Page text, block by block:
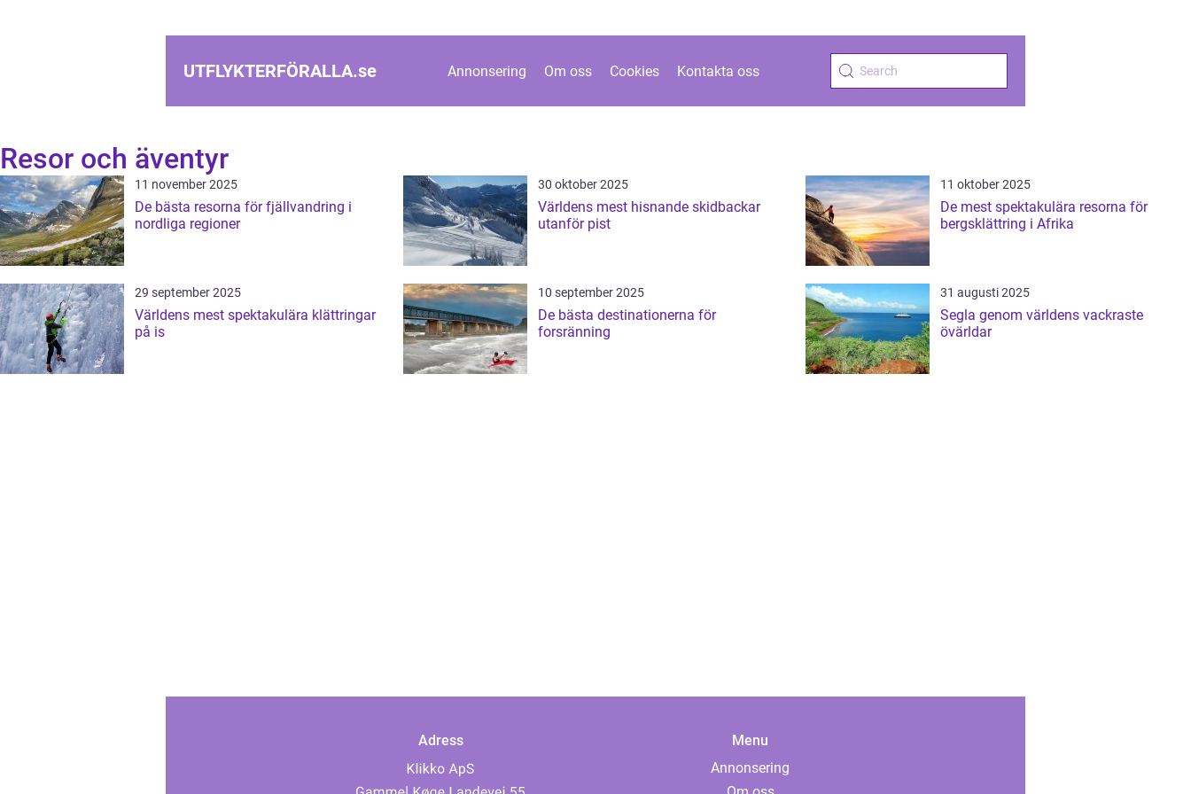
UTFLYKTERFÖRALLA.se Annonsering Om oss Cookies Kontakta oss
Resor och äventyr
11 november 2025
De bästa resorna för fjällvandring i
nordliga regioner
30 oktober 2025
Världens mest hisnande skidbackar
utanför pist
11 oktober 2025
De mest spektakulära resorna för
bergsklättring i Afrika
29 september 2025
Världens mest spektakulära klättringar
på is
10 september 2025
De bästa destinationerna för
forsränning
31 augusti 2025
Segla genom världens vackraste
övärldar
Adress
Menu
Annonsering